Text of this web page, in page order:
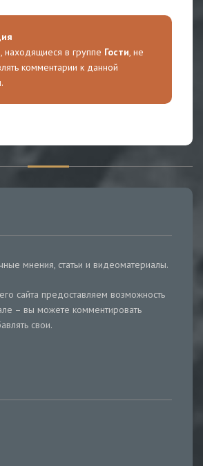
находящиеся в группе Гости, не
комментарии к данной
мнения, статьи и видеоматериалы.
сайта предоставляем возможность
– вы можете комментировать
свои.